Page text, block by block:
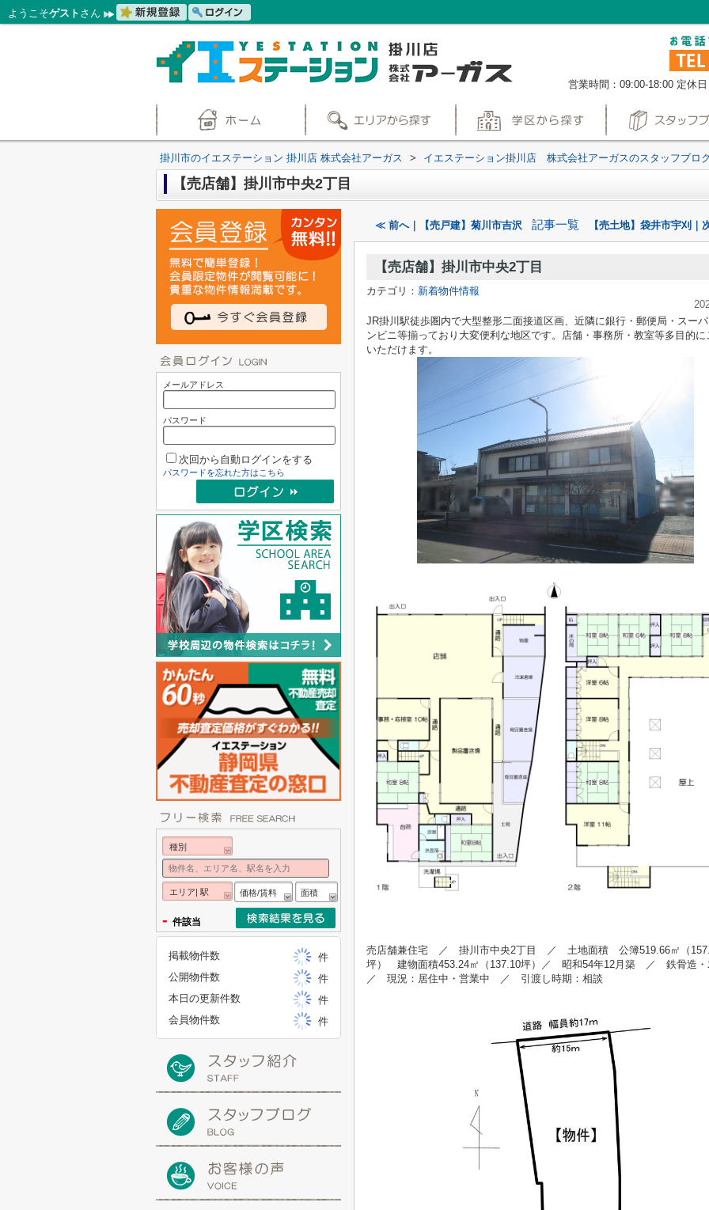
ようこそゲスト さん
営業時間：09:00-18:00 定休
掛川市のイエステーション 掛川店 株式会社アーガス > イエステーション掛川店 株式会社アーガスのスタッフブロ
【売店舗】掛川市中央2丁目
≪ 前へ｜【売戸建】菊川市吉沢 記事一覧 【売土地】袋井市宇刈
【売店舗】掛川市中央2丁目
カテゴリ： 新着物件情報
JR掛川駅徒歩圏内で大型整形二面接道区画、近隣に銀行・郵便局・スー
ンビニ等揃っており大変便利な地区です。店舗・事務所・教室等多目的に
いただけます。
売店舗兼住宅 ／ 掛川市中央2丁目
／ 土地面積 公簿519.66㎡（
坪） 建物面積453.24㎡（137.10坪）／ 昭和54年12月築 ／ 鉄骨造・
／ 現況：居住中・営業中 ／ 引渡し時期：相談
メールアドレス
パスワード
次回から自動ログインをする
パスワードを忘れた方はこちら
種別
エリア| 駅 価格/賃料 面積
- 件該当
掲載物件数
件
公開物件数
件
本日の更新件数
件
会員物件数
件